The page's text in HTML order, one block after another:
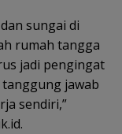
sungai di
rumah tangga
jadi pengingat
jawab
sendiri,”